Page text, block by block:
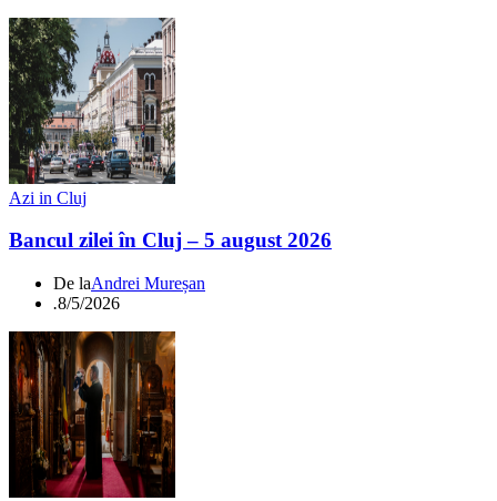
Azi in Cluj
Bancul zilei în Cluj – 5 august 2026
De laAndrei Mureșan
.8/5/2026